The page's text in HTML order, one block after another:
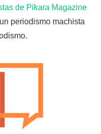
de Pikara Magazine
periodismo machista